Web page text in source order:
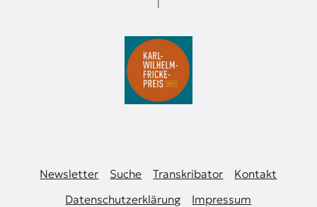
Newsletter Suche Transkribator
Kontakt
Datenschutzerklärung
Impressum